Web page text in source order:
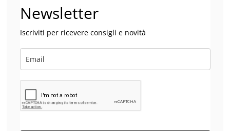
Newsletter
Iscriviti per ricevere consigli e novità